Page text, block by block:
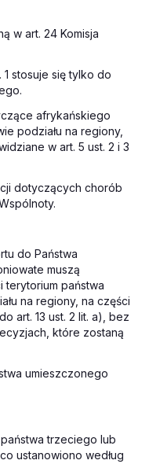
w art. 24 Komisja
stosuje się tylko do
afrykańskiego
podziału na regiony,
w art. 5 ust. 2 i 3
dotyczących chorób
do Państwa
muszą
terytorium państwa
na regiony, na części
art. 13 ust. 2 lit. a), bez
które zostaną
umieszczonego
trzeciego lub
ustanowiono według